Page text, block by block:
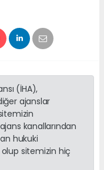
(İHA),
ajanslar
kanallarından
hukuki
sitemizin hiç